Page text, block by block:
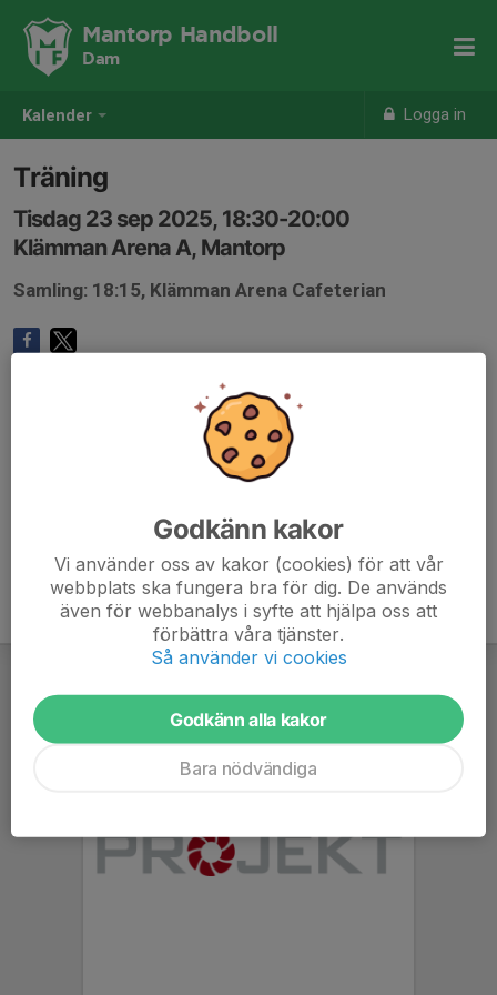
Kalender Logga in
Mantorp Handboll
Dam
Träning
Tisdag 23 sep 2025, 18:30-20:00
Klämman Arena A, Mantorp
Samling: 18:15, Klämman Arena Cafeterian
Godkänn kakor
Vi använder oss av kakor (cookies) för att vår
webbplats ska fungera bra för dig. De används
även för webbanalys i syfte att hjälpa oss att
förbättra våra tjänster.
Så använder vi cookies
Godkänn alla kakor
Bara nödvändiga